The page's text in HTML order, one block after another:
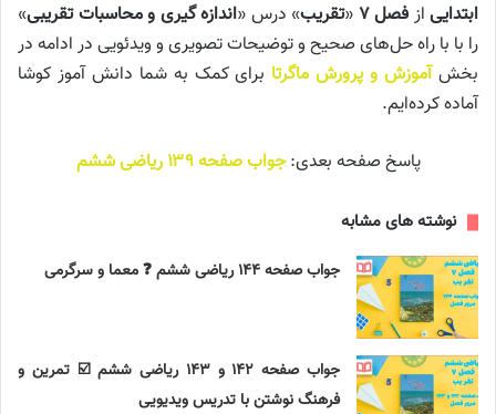
ابتدایی از فصل ۷ «تقریب» درس «اندازه گیری و محاسبات تقریبی»
را با با راه حل‌های صحیح و توضیحات تصویری و ویدئویی در ادامه در
بخشآموزش و پرورش ماگرتا برای کمک به شما دانش آموز کوشا
آماده کرده‌ایم.
پاسخ صفحه بعدی:جواب صفحه ۱۳۹ ریاضی ششم
نوشته های مشابه
جواب صفحه ۱۴۴ ریاضی ششم ❓ معما و سرگرمی
جواب صفحه ۱۴۲ و ۱۴۳ ریاضی ششم ☑️ تمرین و
فرهنگ نوشتن با تدریس ویدیویی